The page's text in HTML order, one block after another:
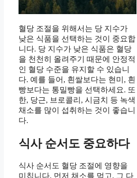
혈당 조절을 위해서는 당 지수가
낮은 식품을 선택하는 것이 중요합
니다. 당 지수가 낮은 식품은 혈당
을 천천히 올려주기 때문에 안정적
인 혈당 수준을 유지할 수 있습니
다. 예를 들어, 흰쌀보다는 현미, 흰
빵보다는 통밀빵을 선택하세요. 또
한, 당근, 브로콜리, 시금치 등 녹색
채소를 많이 섭취하는 것이 좋습니
다.
식사 순서도 중요하다
식사 순서도 혈당 조절에 영향을
미칩니다. 먼저 채소를 먹고, 그 다